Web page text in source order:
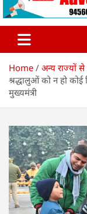
Home अन्य राज्यों से
श्रद्धालुओं को न हो
मुख्यमंत्री